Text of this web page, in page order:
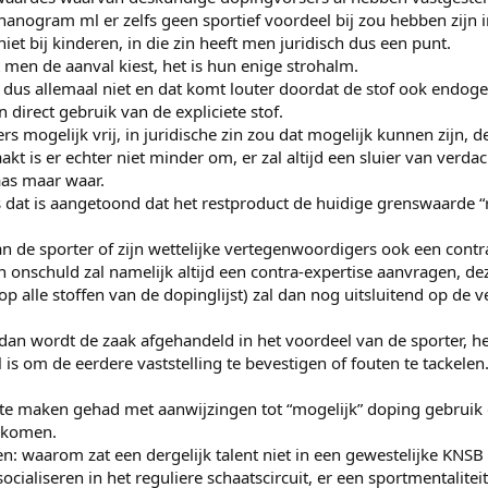
ml er zelfs geen sportief voordeel bij zou hebben zijn
bij kinderen, in die zin heeft men juridisch dus een punt.
de aanval kiest, het is hun enige strohalm.
allemaal niet en dat komt louter doordat de stof ook
direct gebruik van de expliciete stof.
mogelijk vrij, in juridische zin zou dat mogelijk kunnen zijn,
is er echter niet minder om, er zal altijd een sluier van
maar waar.
is aangetoond dat het restproduct de huidige grenswaarde
de sporter of zijn wettelijke vertegenwoordigers ook een
zal namelijk altijd een contra-expertise aanvragen,
alle stoffen van de dopinglijst) zal dan nog uitsluitend op de
wordt de zaak afgehandeld in het voordeel van de sporter,
om de eerdere vaststelling te bevestigen of fouten te tackelen.
maken gehad met aanwijzingen tot “mogelijk” doping
waarom zat een dergelijk talent niet in een gewestelijke
in het reguliere schaatscircuit, er een